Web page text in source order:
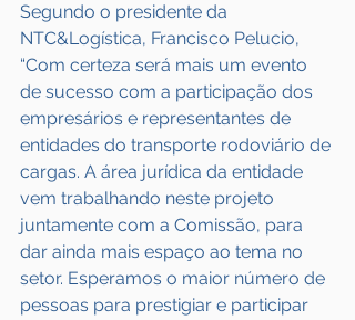
Segundo o presidente da
NTC&Logística, Francisco Pelucio,
“Com certeza será mais um evento
de sucesso com a participação dos
empresários e representantes de
entidades do transporte rodoviário de
cargas. A área jurídica da entidade
vem trabalhando neste projeto
juntamente com a Comissão, para
dar ainda mais espaço ao tema no
setor. Esperamos o maior número de
pessoas para prestigiar e participar